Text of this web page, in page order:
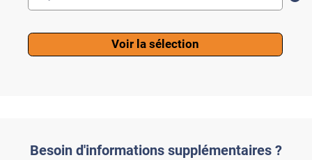
Voir la sélection
Besoin d'informations supplémentaires ?